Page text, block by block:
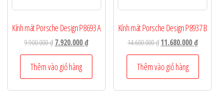
Kính mát Porsche Design P8693 A
9.900.000₫Giá
gốc
là:
9.900.000 ₫.
7.920.000₫Giá
hiện
là:
7.920.000 ₫.
Thêm vào giỏ hàng
Kính mát Porsche Design P8937 B
14.600.000₫Giá
gốc
là:
14.600.000 ₫.
11.680.000₫Giá
hiện
là:
Thêm vào giỏ hàng